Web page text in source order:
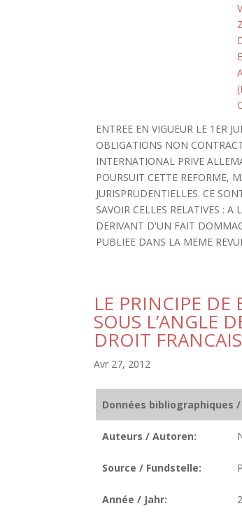
ENTREE EN VIGUEUR LE 1ER
OBLIGATIONS NON
INTERNATIONAL PRIVE
POURSUIT CETTE REFORME,
JURISPRUDENTIELLES. CE
SAVOIR CELLES RELATIVES :
DERIVANT D'UN FAIT
PUBLIEE DANS LA MEME
LE PRINCIPE
SOUS L’ANGLE
DROIT FRANCAIS
Avr 27, 2012
Données bibliographiques
Auteurs / Autoren:
Source / Fundstelle:
Année / Jahr: